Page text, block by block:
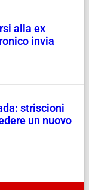
alla ex
invia
striscioni
un nuovo